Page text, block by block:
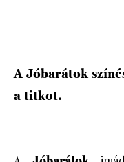
A Jóbarátok
a titkot.